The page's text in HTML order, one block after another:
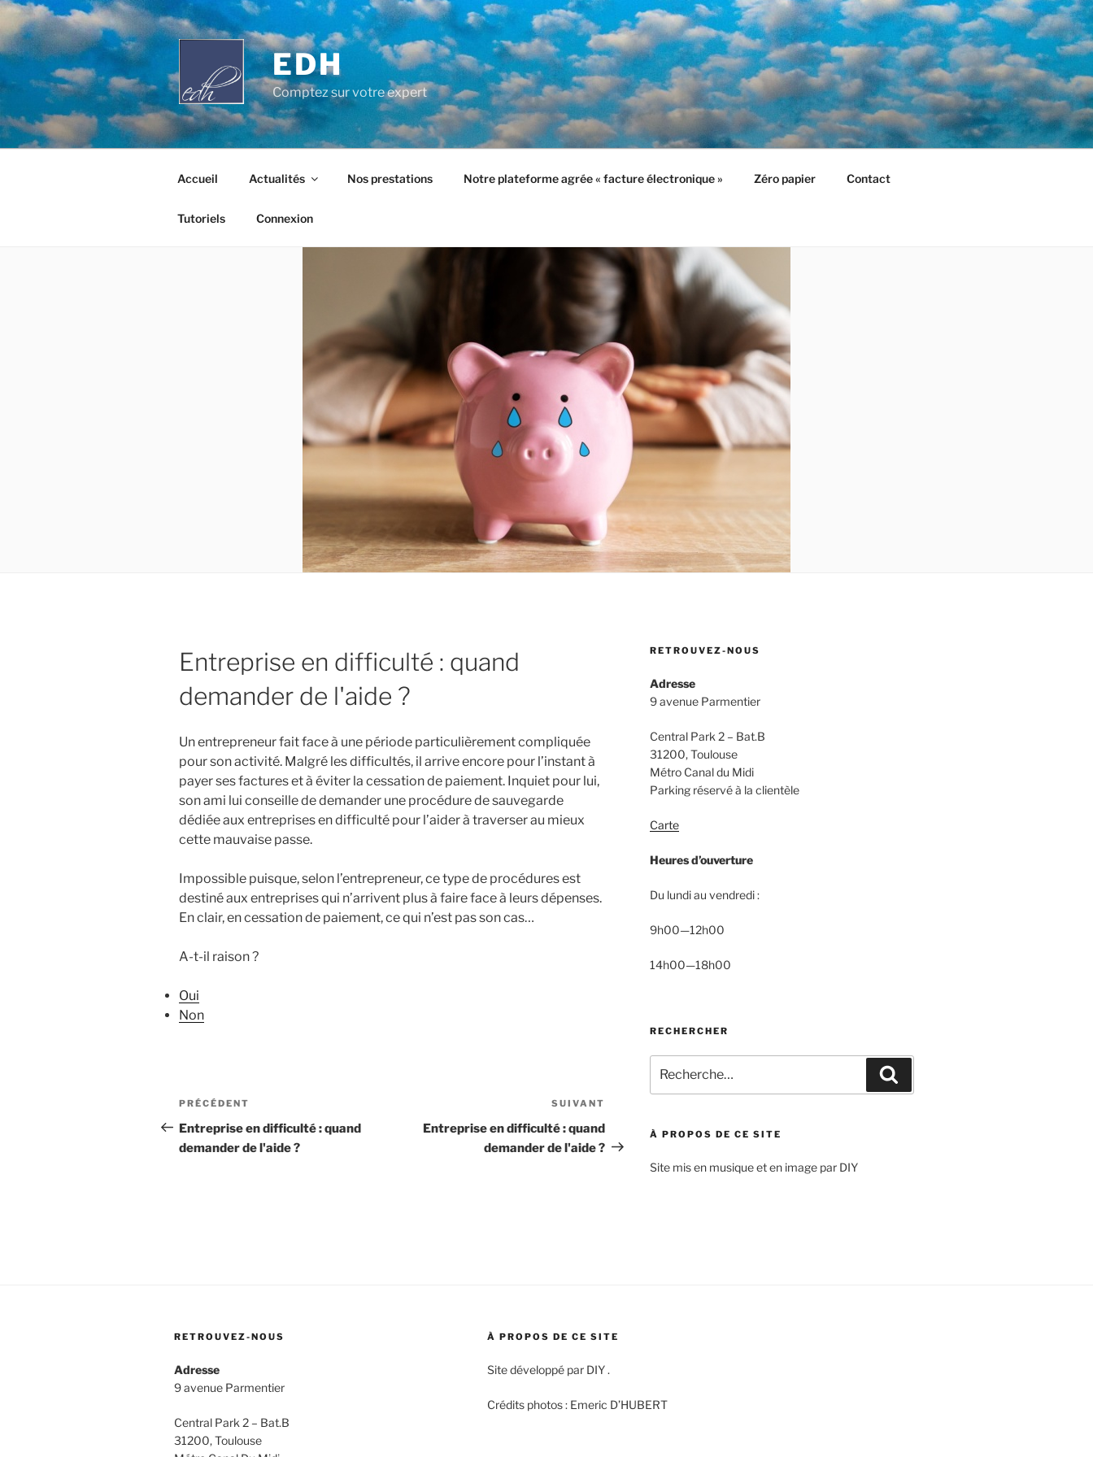
Aller
au
contenu
EDH
Comptez sur votre expert
Accueil Actualités Nos prestations Notre plateforme agrée « facture électronique » Zéro papier Contact
Tutoriels Connexion
Entreprise en difficulté : quand
demander de l'aide ?
Un entrepreneur fait face à une période particulièrement compliquée
pour son activité. Malgré les difficultés, il arrive encore pour l’instant à
payer ses factures et à éviter la cessation de paiement. Inquiet pour lui,
son ami lui conseille de demander une procédure de sauvegarde
dédiée aux entreprises en difficulté pour l’aider à traverser au mieux
cette mauvaise passe.
Impossible puisque, selon l’entrepreneur, ce type de procédures est
destiné aux entreprises qui n’arrivent plus à faire face à leurs dépenses.
En clair, en cessation de paiement, ce qui n’est pas son cas…
A-t-il raison ?
Oui
Non
Navigation
de
l’article
Article
précédent
PRÉCÉDENT
Entreprise en difficulté : quand
demander de l'aide ?
suivant
SUIVANT
Entreprise en difficulté : quand
demander de l'aide ?
RETROUVEZ-NOUS
Adresse
9 avenue Parmentier
Central Park 2 – Bat.B
31200, Toulouse
Métro Canal du Midi
Parking réservé à la clientèle
Carte
Heures d’ouverture
Du lundi au vendredi :
9h00—12h00
14h00—18h00
RECHERCHER
pour
:
À PROPOS DE CE SITE
Site mis en musique et en image par DIY
RETROUVEZ-NOUS
Adresse
9 avenue Parmentier
Central Park 2 – Bat.B
31200, Toulouse
À PROPOS DE CE SITE
Site développé par DIY .
Crédits photos : Emeric D’HUBERT